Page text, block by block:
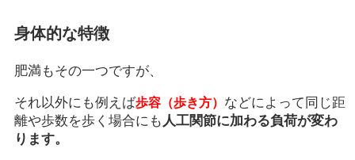
身体的な特徴
肥満もその一つですが、
それ以外にも例えば歩容（歩き方） などによって同じ距
離や歩数を歩く場合にも 人工関節に加わる負荷が変わ
ります。